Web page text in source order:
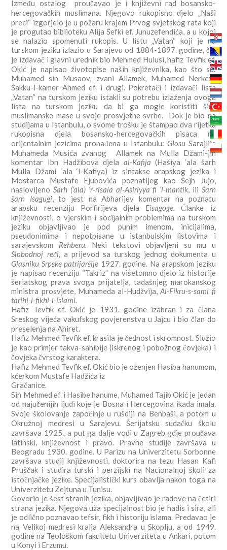
Između ostalog proučavao je i književni rad bosansko-
hercegovačkih muslimana. Njegovo rukopisno djelo „Naši
preci“ izgorjelo je u požaru krajem Prvog svjetskog rata koji
je progutao biblioteku Alija Šefki ef. Junuzefendića, a u kojoj
se nalazio spomenuti rukopis. U listu „Vatan“ koji je na
turskom jeziku izlazio u Sarajevu od 1884-1897. godine, čiji
je izdavač i glavni urednik bio Mehmed Hulusi, hafiz Tevfik ef.
Okić je napisao životopise naših književnika, kao što su:
Muhamed sin Musaov, zvani Allamek, Muhamed Nerkezi,
Šakku-l-kamer Ahmed ef. i drugi. Pokretači i izdavači lista
„Vatan“ na turskom jeziku istakli su potrebu izlaženja ovoga
lista na turskom jeziku da bi ga mogle koristiti šire
muslimanske mase u svoje prosvjetne svrhe. Dok je bio na
studijama u Istanbulu, o svome trošku je štampao dva rijetka
rukopisna djela bosansko-hercegovačkih pisaca na
orijentalnim jezicima pronađena u Istanbulu: Glosu Sarajlije
Muhameda Musića zvanog Allamek na Mulla Džami-jin
komentar Ibn Hadžibova djela al-Kafija(Hašiya ‘ala šarh
Mulla Džami ‘ala ‘l-Kafiya) iz sintakse arapskog jezika i
Mostarca Mustafe Ejubovića poznatijeg kao Šejh Jujo,
naslovljenoŠarh (‘ala) ‘r-risala al-Asiriyya fi ‘l-mantik, ili Šarh
šarh Isagugi, to jest na Abharijev komentar na poznatu
arapsku recenziju Porfirijeva djela Eisagoge. Članke iz
književnosti, o vjerskim i socijalnim problemima na turskom
jeziku objavljivao je pod punim imenom, inicijalima,
pseudonimima i nepotpisane u istanbulskim listovima i
sarajevskom Rehberu. Neki tekstovi objavljeni su mu u
Slobodnoj reči, a prijevod sa turskog jednog dokumenta u
Glasniku Srpske patrijaršije 1927. godine. Na arapskom jeziku
je napisao recenziju “Takriz” na višetomno djelo iz historije
šeriatskog prava svoga prijatelja, tadašnjeg marokanskog
ministra prosvjete, Muhameda al-Hudžvija,Al-Fikru-s-sami fi
tarihi-l-fikhi-l-islami.
Hafiz Tevfik ef. Okić je 1931. godine izabran i za člana
Sreskog vijeća vakufskog povjerenstva u Jajcu i bio član do
preselenja na Ahiret.
Hafiz Mehmed Tevfik ef. krasila je čednost i skromnost. Služio
je kao primjer takva-sahibije (iskrenog i pobožnog čovjeka) i
čovjeka čvrstog karaktera.
Hafiz Mehmed Tevfik ef. Okić bio je oženjen Hasiba hanumom,
kćerkom Mustafe Hadžića iz
Gračanice.
Sin Mehmed ef. i Hasibe hanume, Muhamed Tajib Okić je jedan
od najučenijih ljudi koje je Bosna i Hercegovina ikada imala.
Svoje školovanje započinje u rušdiji na Benbaši, a potom u
Okružnoj medresi u Sarajevu. Šerijatsku sudačku školu
završava 1925., a put ga dalje vodi u Zagreb gdje proučava
latinski, književnost i pravo. Pravne studije završava u
Beogradu 1930. godine. U Parizu na Univerzitetu Sorbonne
završava studij književnosti, doktorira na tezu Hasan Kafi
Pruščak i studira turski i perzijski na Nacionalnoj školi za
istočnjačke jezike. Specijalistički kurs obavlja nakon toga na
Univerzitetu Zejtuna u Tunisu.
Govorio je šest stranih jezika, objavljivao je radove na četiri
strana jezika. Njegova uža specijalnost bio je hadis i sira, ali
je odlično poznavao tefsir, fikh i historiju islama. Predavao je
na Velikoj medresi kralja Aleksandra u Skoplju, a od 1949.
godine na Teološkom fakultetu Univerziteta u Ankari, potom
u Konyi i Erzumu.